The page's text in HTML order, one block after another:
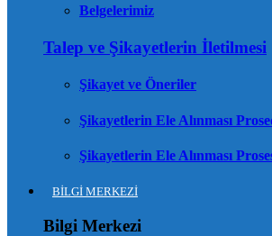
Belgelerimiz
Talep ve Şikayetlerin İletilmesi
Şikayet ve Öneriler
Şikayetlerin Ele Alınması
Şikayetlerin Ele Alınması
BİLGİ MERKEZİ
Bilgi Merkezi